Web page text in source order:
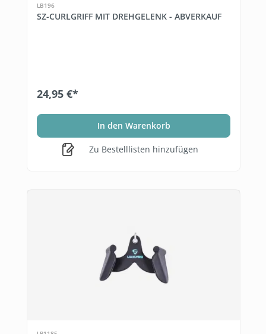
LB196
SZ-CURLGRIFF MIT DREHGELENK - ABVERKAUF
24,95 €*
In den Warenkorb
Zu Bestelllisten hinzufügen